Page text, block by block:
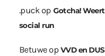
.puckop Gotcha!
social run
Betuweop VVD en